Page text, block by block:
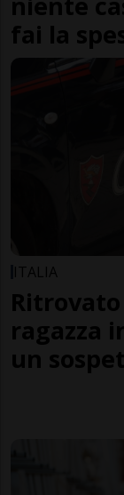
fai la
ITALIA
ragazza
un